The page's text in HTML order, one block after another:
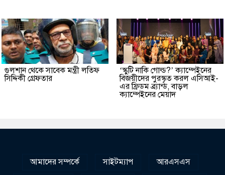
গুলশান থেকে সাবেক মন্ত্রী লতিফ
সিদ্দিকী গ্রেফতার
‘স্কুটি নাকি গোল্ড?’ ক্যাম্পেইনের
বিজয়ীদের পুরস্কৃত করল এসিআই-
এর ফ্রিডম ব্র্যান্ড, বাড়ল
ক্যাম্পেইনের মেয়াদ
আমাদের সম্পর্কে সাইটম্যাপ
আরএসএস